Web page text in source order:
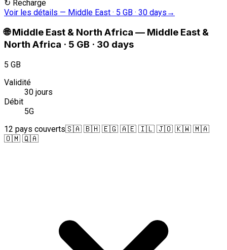
↻ Recharge
Voir les détails — Middle East · 5 GB · 30 days →
🌐 Middle East & North Africa — Middle East &
North Africa · 5 GB · 30 days
5 GB
Validité
30 jours
Débit
5G
12 pays couverts🇸🇦 🇧🇭 🇪🇬 🇦🇪 🇮🇱 🇯🇴 🇰🇼 🇲🇦
🇴🇲 🇶🇦